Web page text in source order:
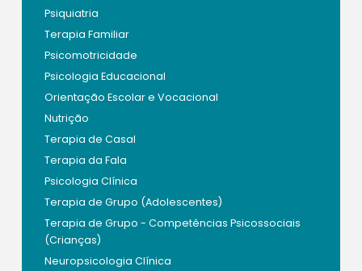
Psiquiatria
Terapia Familiar
Psicomotricidade
Psicologia Educacional
Orientação Escolar e Vocacional
Nutrição
Terapia de Casal
Terapia da Fala
Psicologia Clínica
Terapia de Grupo (Adolescentes)
Terapia de Grupo - Competências Psicossociais
(Crianças)
Neuropsicologia Clínica